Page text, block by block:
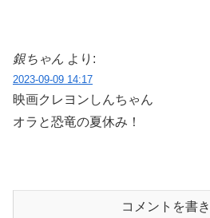
銀ちゃん より:
2023-09-09 14:17
映画クレヨンしんちゃん
オラと恐竜の夏休み！
コメントを書